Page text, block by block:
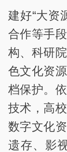
建好“大资
合作等手
构、科研
色文化资
档保护。
技术，高
数字文化
遗存、影